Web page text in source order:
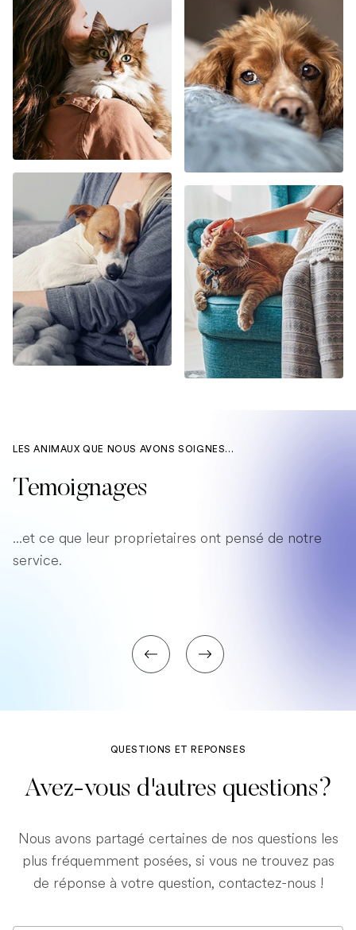
LES ANIMAUX QUE NOUS AVONS SOIGNES...
Temoignages
...et ce que leur proprietaires ont pensé de notre
service.
QUESTIONS ET REPONSES
Avez-vous d'autres questions?
Nous avons partagé certaines de nos questions les
plus fréquemment posées, si vous ne trouvez pas
de réponse à votre question, contactez-nous !